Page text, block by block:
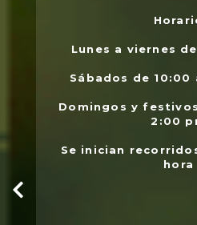
Lunes a viernes
Sábados de 10:00
Domingos y
2:00
Se inician
hora